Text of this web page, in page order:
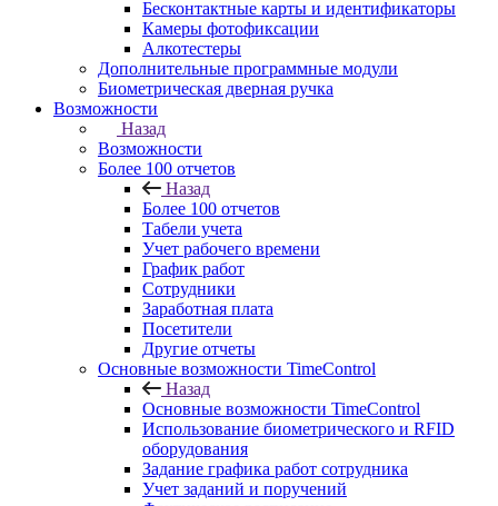
Бесконтактные карты и идентификаторы
Камеры фотофиксации
Алкотестеры
Дополнительные программные модули
Биометрическая дверная ручка
Возможности
Назад
Возможности
Более 100 отчетов
Назад
Более 100 отчетов
Табели учета
Учет рабочего времени
График работ
Сотрудники
Заработная плата
Посетители
Другие отчеты
Основные возможности TimeControl
Назад
Основные возможности TimeControl
Использование биометрического и RFID
оборудования
Задание графика работ сотрудника
Учет заданий и поручений